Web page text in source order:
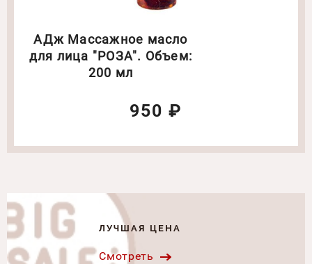
АДж Массажное масло
для лица "РОЗА". Объем:
200 мл
950 ₽
ЛУЧШАЯ ЦЕНА
Смотреть